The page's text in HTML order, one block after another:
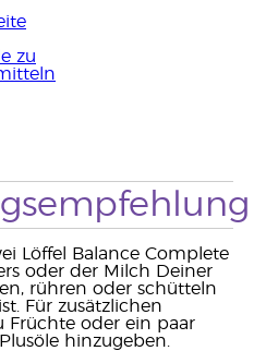
zu
Löffel Balance Complete
oder der Milch Deiner
rühren oder schütteln
Für zusätzlichen
Früchte oder ein paar
hinzugeben.